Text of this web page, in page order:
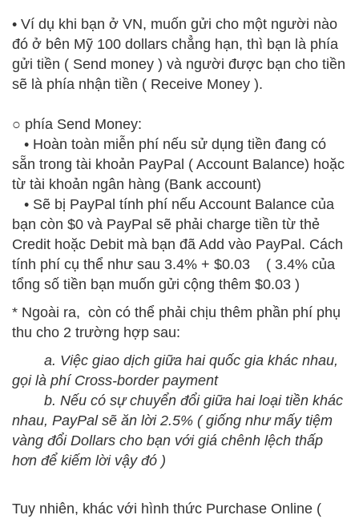
• Ví dụ khi bạn ở VN, muốn gửi cho một người nào
đó ở bên Mỹ 100 dollars chẳng hạn, thì bạn là phía
gửi tiền ( Send money ) và người được bạn cho tiền
sẽ là phía nhận tiền ( Receive Money ).
○ phía Send Money:
• Hoàn toàn miễn phí nếu sử dụng tiền đang có
sẵn trong tài khoản PayPal ( Account Balance) hoặc
từ tài khoản ngân hàng (Bank account)
• Sẽ bị PayPal tính phí nếu Account Balance của
bạn còn $0 và PayPal sẽ phải charge tiền từ thẻ
Credit hoặc Debit mà bạn đã Add vào PayPal . Cách
tính phí cụ thể như sau 3.4% + $0.03 ( 3.4% của
tổng số tiền bạn muốn gửi cộng thêm $0.03 )
* Ngoài ra, còn có thể phải chịu thêm phần phí phụ
thu cho 2 trường hợp sau:
a. Việc giao dịch giữa hai quốc gia khác nhau,
gọi là phí Cross-border payment
b. Nếu có sự chuyển đổi giữa hai loại tiền khác
nhau, PayPal sẽ ăn lời 2.5% ( giống như mấy tiệm
vàng đổi Dollars cho bạn với giá chênh lệch thấp
hơn để kiếm lời vậy đó )
Tuy nhiên, khác với hình thức Purchase Online (